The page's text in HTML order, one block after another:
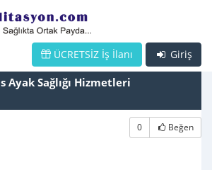
Giriş
ÜCRETSİZ İş İlanı
Ayak Sağlığı Hizmetleri
0 Beğen